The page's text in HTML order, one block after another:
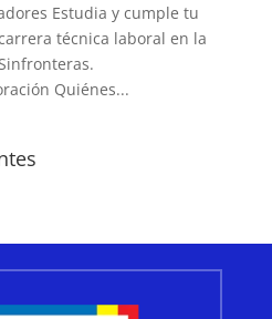
Estudia y cumple tu
técnica laboral en la
Quiénes...